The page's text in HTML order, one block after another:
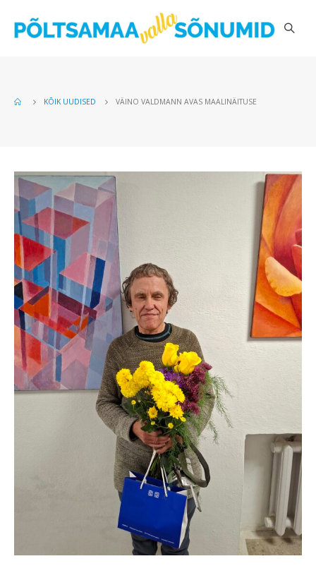
KÕIK UUDISED VÄINO VALDMANN AVAS MAALINÄITUSE